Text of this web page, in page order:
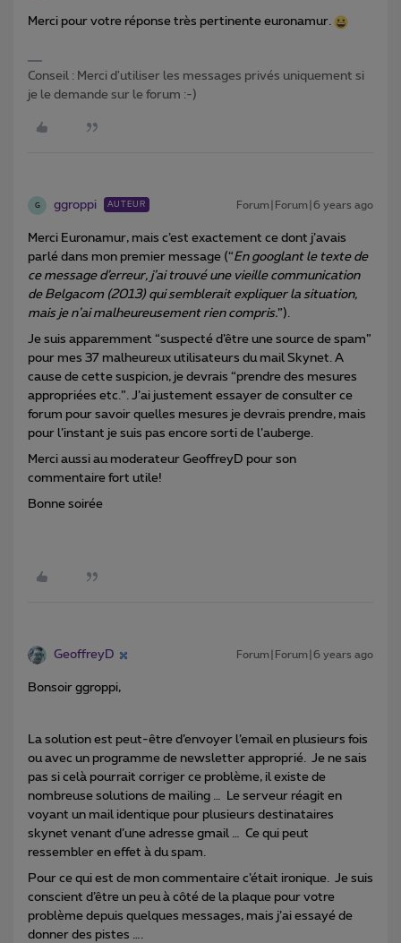
Merci pour votre réponse très pertinente euronamur.
Conseil : Merci d'utiliser les messages privés uniquement si
je le demande sur le forum :-)
G ggroppi AUTEUR Forum|Forum|6 years ago
Merci Euronamur, mais c’est exactement ce dont j’avais
parlé dans mon premier message (“En googlant le texte de
ce message d’erreur, j’ai trouvé une vieille communication
de Belgacom (2013) qui semblerait expliquer la situation,
mais je n’ai malheureusement rien compris.”).
Je suis apparemment “suspecté d’être une source de spam”
pour mes 37 malheureux utilisateurs du mail Skynet. A
cause de cette suspicion, je devrais “prendre des mesures
appropriées etc.”. J’ai justement essayer de consulter ce
forum pour savoir quelles mesures je devrais prendre, mais
pour l’instant je suis pas encore sorti de l’auberge.
Merci aussi au moderateur GeoffreyD pour son
commentaire fort utile!
Bonne soirée
GeoffreyD Forum|Forum|6 years ago
Bonsoir ggroppi,
La solution est peut-être d’envoyer l’email en plusieurs fois
ou avec un programme de newsletter approprié. Je ne sais
pas si celà pourrait corriger ce problème, il existe de
nombreuse solutions de mailing … Le serveur réagit en
voyant un mail identique pour plusieurs destinataires
skynet venant d’une adresse gmail … Ce qui peut
ressembler en effet à du spam.
Pour ce qui est de mon commentaire c’était ironique. Je suis
conscient d’être un peu à côté de la plaque pour votre
problème depuis quelques messages, mais j’ai essayé de
donner des pistes ….